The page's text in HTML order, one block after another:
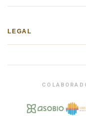
LEGAL